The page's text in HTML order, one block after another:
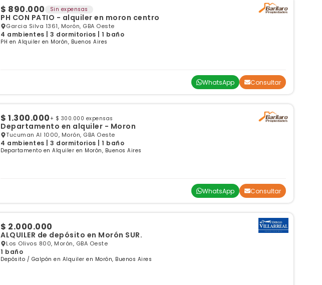
$ 890.000 Sin expensas
PH CON PATIO - alquiler en moron centro
Garcia Silva 1361, Morón, GBA Oeste
4 ambientes | 3 dormitorios | 1 baño
PH en Alquiler en Morón, Buenos Aires
WhatsApp Consultar
$ 1.300.000 + $ 300.000 expensas
Departamento en alquiler - Moron
Tucuman Al 1000, Morón, GBA Oeste
4 ambientes | 3 dormitorios | 1 baño
Departamento en Alquiler en Morón, Buenos Aires
WhatsApp Consultar
$ 2.000.000
ALQUILER de depósito en Morón SUR.
Los Olivos 800, Morón, GBA Oeste
1 baño
Depósito / Galpón en Alquiler en Morón, Buenos Aires